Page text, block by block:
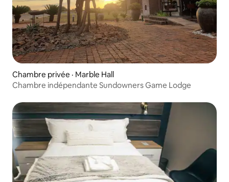
Chambre privée · Marble Hall
Chambre indépendante Sundowners Game Lodge